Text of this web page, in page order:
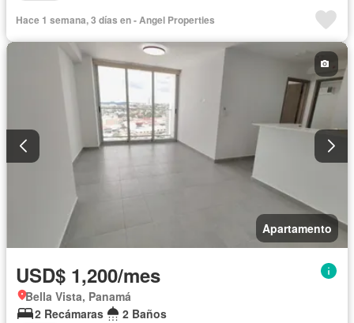
Hace 1 semana, 3 días en - Angel Properties
Apartamento
USD$ 1,200/mes
Bella Vista, Panamá
2 Recámaras
2 Baños